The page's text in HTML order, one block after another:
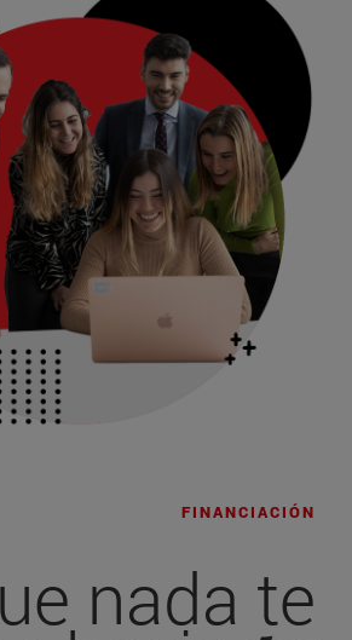
FINANCIACIÓN
nada te